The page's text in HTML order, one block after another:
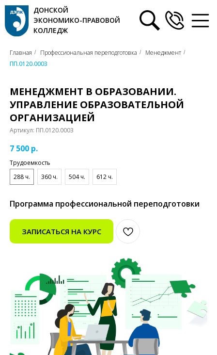
ДОНСКОЙ
ЭКОНОМИКО-ПРАВОВОЙ
КОЛЛЕДЖ
Главная / Профессиональная переподготовка / Менеджмент /
ПП.0120.0003
МЕНЕДЖМЕНТ В ОБРАЗОВАНИИ.
УПРАВЛЕНИЕ ОБРАЗОВАТЕЛЬНОЙ
ОРГАНИЗАЦИЕЙ
Артикул: ПП.0120.0003
7 500 р.
Трудоемкость
288 ч.
360 ч. 504 ч. 612 ч.
Программа профессиональной переподготовки
ЗАПИСАТЬСЯ НА КУРС